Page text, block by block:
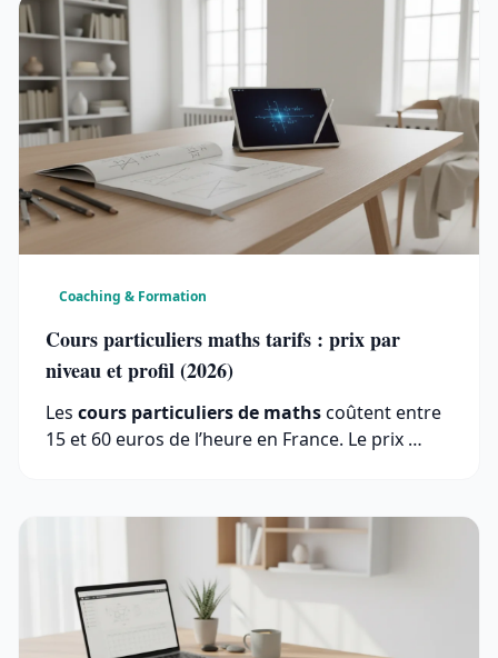
Coaching & Formation
Cours particuliers maths tarifs : prix par
niveau et profil (2026)
Les cours particuliers de mathscoûtent entre
15 et 60 euros de l’heure en France. Le prix …